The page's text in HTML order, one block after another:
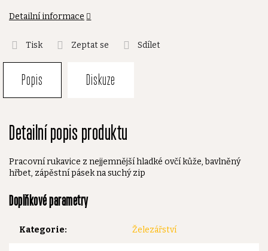
Detailní informace
Tisk Zeptat se Sdílet
Popis Diskuze
Detailní popis produktu
Pracovní rukavice z nejjemnější hladké ovčí kůže, bavlněný
hřbet, zápěstní pásek na suchý zip
Doplňkové parametry
Kategorie: Železářství